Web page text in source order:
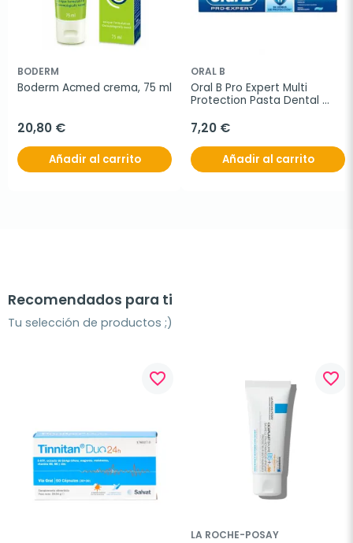
BODERM
Boderm Acmed crema, 75 ml
20,80 €
Añadir al carrito
ORAL B
Oral B Pro Expert Multi
Protection Pasta Dental
7,20 €
Añadir al carrito
Recomendados para ti
Tu selección de productos ;)
favorite_border favorite_border
LA ROCHE-POSAY